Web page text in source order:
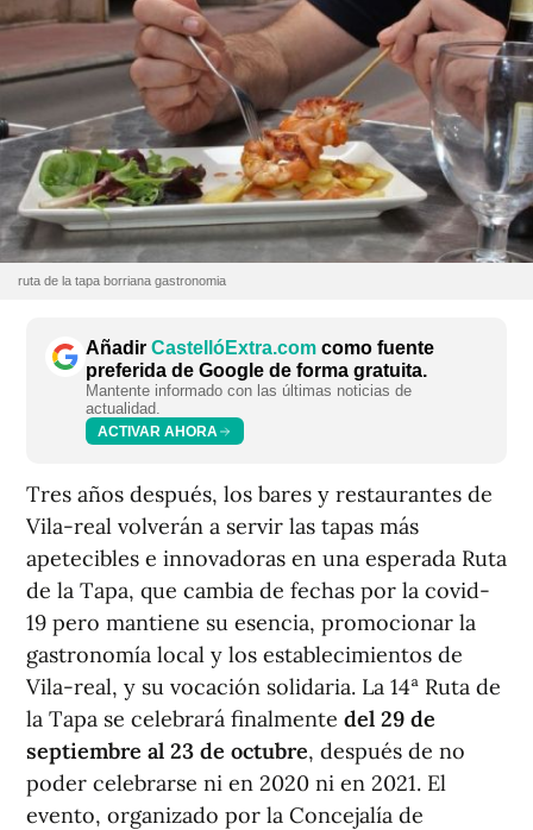
ruta de la tapa borriana gastronomia
Añadir CastellóExtra.com como fuente
preferida de Google de forma gratuita.
Mantente informado con las últimas noticias de
actualidad.
ACTIVAR AHORA
Tres años después, los bares y restaurantes de
Vila-real volverán a servir las tapas más
apetecibles e innovadoras en una esperada Ruta
de la Tapa, que cambia de fechas por la covid-
19 pero mantiene su esencia, promocionar la
gastronomía local y los establecimientos de
Vila-real, y su vocación solidaria. La 14ª Ruta de
la Tapa se celebrará finalmente del 29 de
septiembre al 23 de octubre, después de no
poder celebrarse ni en 2020 ni en 2021. El
evento, organizado por la Concejalía de